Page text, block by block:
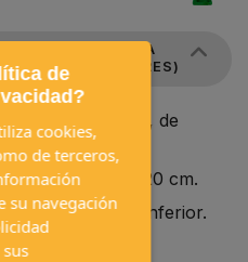
CARBEST PARA
(VARIOS COLORES)
color plata, de
extremos.
máximo de 120 cm.
una medida inferior.
de
cookies,
de terceros,
su navegación